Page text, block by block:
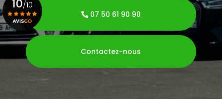
07 50 61 90 90
Contactez-nous
10/10
Voir le certificat